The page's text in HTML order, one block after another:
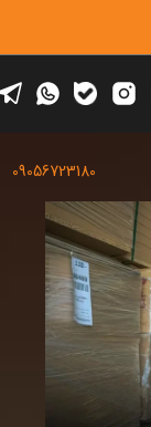
09056723180